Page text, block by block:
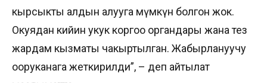
кырсыкты алдын алууга мүмкүн болгон жок.
Окуядан кийин укук коргоо органдары жана тез
жардам кызматы чакыртылган. Жабырлануучу
ооруканага жеткирилди”, – деп айтылат